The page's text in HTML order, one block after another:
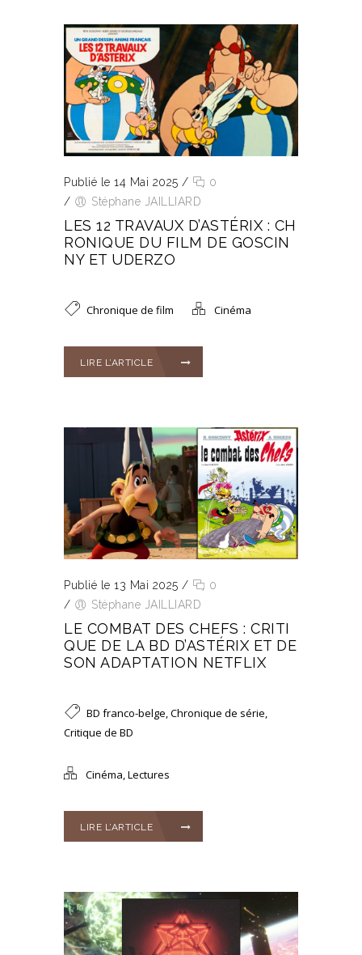
Publié le 14 Mai 2025 /
0
/
Stéphane JAILLIARD
LES 12 TRAVAUX D’ASTÉRIX : CH
RONIQUE DU FILM DE GOSCIN
NY ET UDERZO
Chronique de film Cinéma
LIRE L’ARTICLE
Publié le 13 Mai 2025 /
0
/
Stéphane JAILLIARD
LE COMBAT DES CHEFS : CRITI
QUE DE LA BD D’ASTÉRIX ET DE
SON ADAPTATION NETFLIX
BD franco-belge,Chronique de série,
Critique de BD
Cinéma,Lectures
LIRE L’ARTICLE